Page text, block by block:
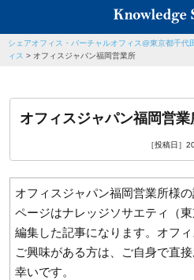
シェアオフィス・バーチャルオフィス@東京都千代
ィス > オフィスジャパン福岡営業所
オフィスジャパン福岡営業
［投稿日］
オフィスジャパン福岡営業所様
ページはナレッジソサエティ（
編集した記事になります。オフ
ご興味がある方は、ご自身で直
幸いです。